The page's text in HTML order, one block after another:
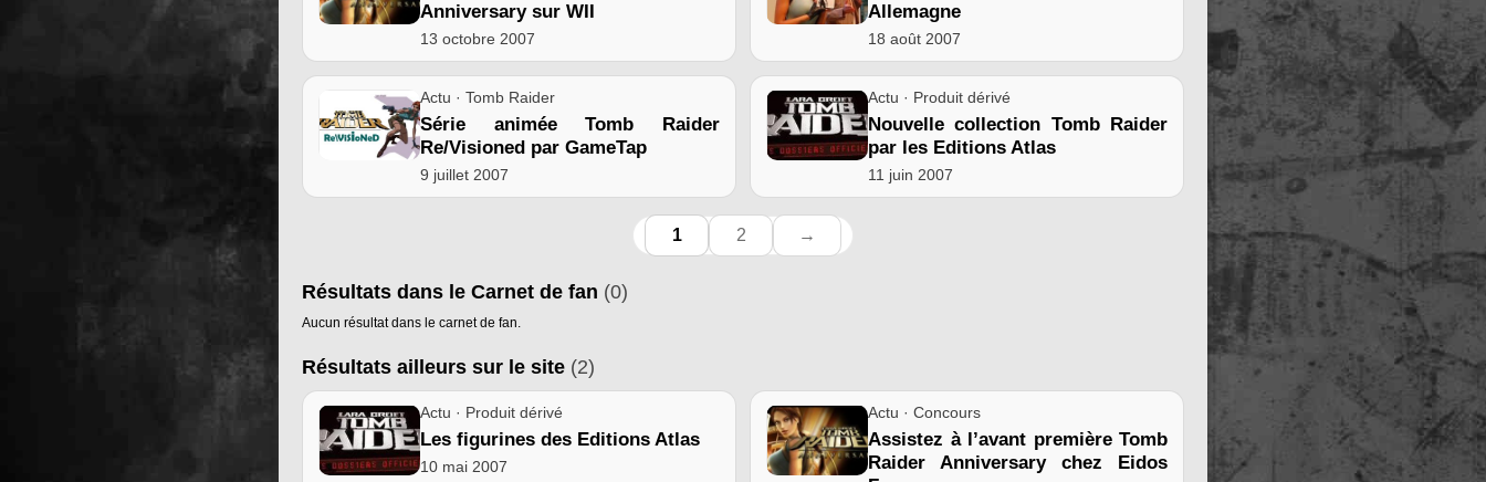
Anniversary sur WII
13 octobre 2007
Allemagne
18 août 2007
Actu · Tomb Raider
Série animée Tomb Raider
Re/Visioned par GameTap
9 juillet 2007
Actu · Produit dérivé
Nouvelle collection Tomb Raider
par les Editions Atlas
11 juin 2007
1 2 →
Résultats dans le Carnet de fan (0)
Aucun résultat dans le carnet de fan.
Résultats ailleurs sur le site (2)
Actu · Produit dérivé
Les figurines des Editions Atlas
10 mai 2007
Actu · Concours
Assistez à l’avant première Tomb
Raider Anniversary chez Eidos